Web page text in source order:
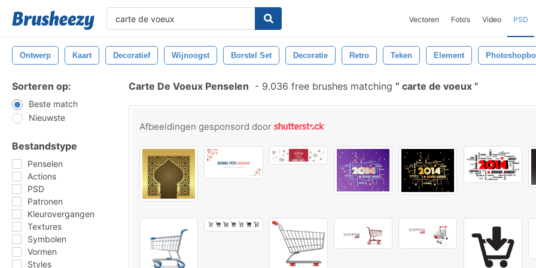
Vectoren Foto‘s Video PSD
Ontwerp Kaart Decoratief Wijnoogst Borstel Set Decoratie Retro Teken Element
Sorteren op:
Beste match
Nieuwste
Bestandstype
Penselen
Actions
PSD
Patronen
Kleurovergangen
Textures
Symbolen
Vormen
Styles
Carte De Voeux Penselen - 9.036 free brushes matching carte de voeux
Afbeeldingen gesponsord door